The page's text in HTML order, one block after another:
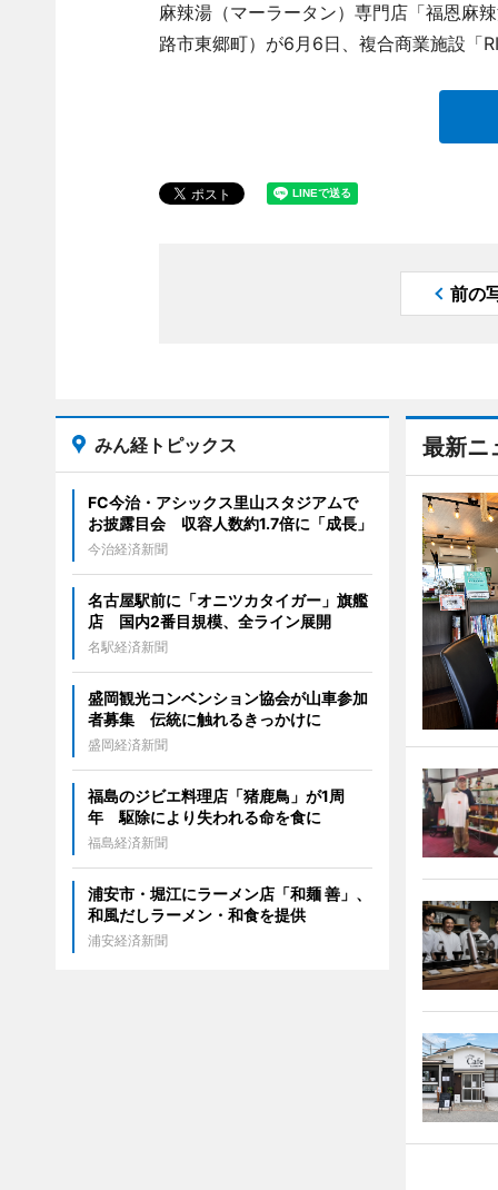
麻辣湯（マーラータン）専門店「福恩麻
路市東郷町）が6月6日、複合商業施設「
前の
最新ニ
みん経トピックス
FC今治・アシックス里山スタジアムで
お披露目会 収容人数約1.7倍に「成長」
今治経済新聞
名古屋駅前に「オニツカタイガー」旗艦
店 国内2番目規模、全ライン展開
名駅経済新聞
盛岡観光コンベンション協会が山車参加
者募集 伝統に触れるきっかけに
盛岡経済新聞
福島のジビエ料理店「猪鹿鳥」が1周
年 駆除により失われる命を食に
福島経済新聞
浦安市・堀江にラーメン店「和麺 善」、
和風だしラーメン・和食を提供
浦安経済新聞